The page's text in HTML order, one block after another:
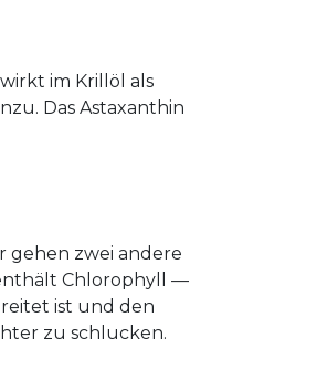
im Krillöl als
Das Astaxanthin
gehen zwei andere
Chlorophyll —
ist und den
zu schlucken.